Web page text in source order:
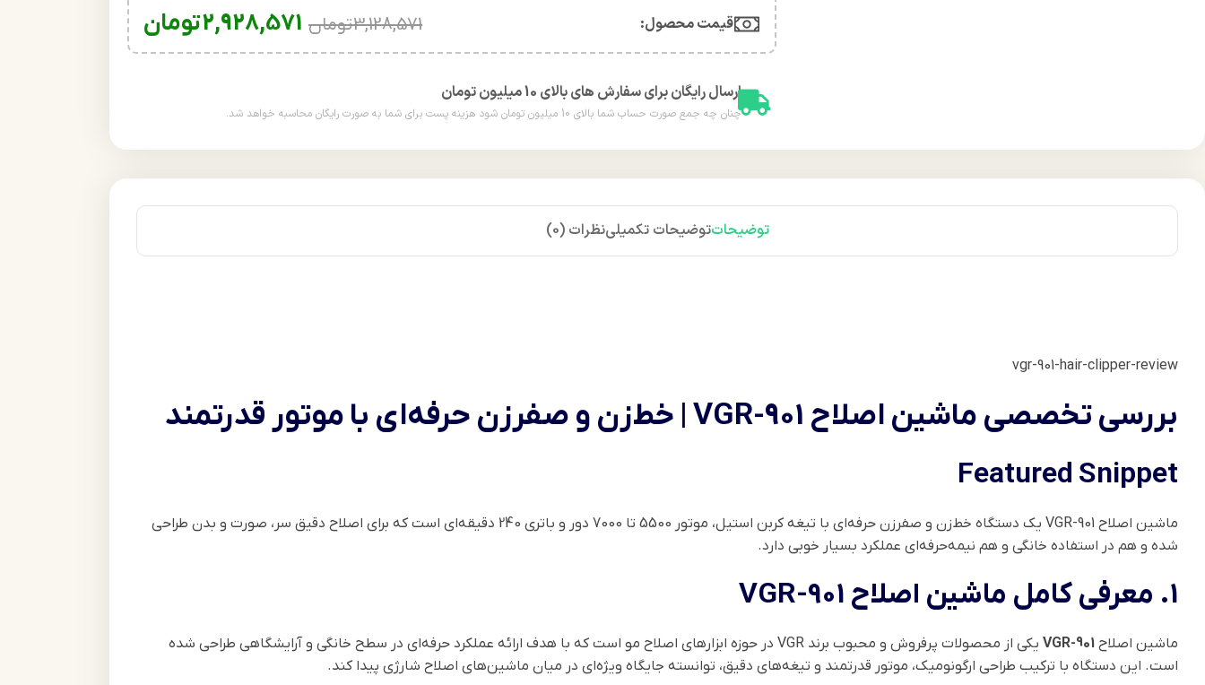
قیمت محصول:​ 3,128,571تومان 2,928,571تومان
ارسال رایگان برای سفارش های بالای 10 میلیون تومان
چنان چه جمع صورت حساب شما بالای 10 میلیون تومان شود هزینه پست برای شما به صورت رایگان محاسبه خواهد شد.
توضیحاتتوضیحات تکمیلینظرات (0)
vgr-901-hair-clipper-review
بررسی تخصصی ماشین اصلاح VGR-901 | خط‌زن و صفرزن حرفه‌ای با موتور قدرتمند
Featured Snippet
ماشین اصلاح VGR-901 یک دستگاه خط‌زن و صفرزن حرفه‌ای با تیغه کربن استیل، موتور 5500 تا 7000 دور و باتری 240 دقیقه‌ای است که برای اصلاح دقیق سر، صورت و بدن طراحی
شده و هم در استفاده خانگی و هم نیمه‌حرفه‌ای عملکرد بسیار خوبی دارد.
1. معرفی کامل ماشین اصلاح VGR-901
ماشین اصلاح VGR-901
یکی از محصولات پرفروش و محبوب برند VGR در حوزه ابزارهای اصلاح مو است که با هدف ارائه عملکرد حرفه‌ای در سطح خانگی و آرایشگاهی طراحی شده
است. این دستگاه با ترکیب طراحی ارگونومیک، موتور قدرتمند و تیغه‌های دقیق، توانسته جایگاه ویژه‌ای در میان ماشین‌های اصلاح شارژی پیدا کند.